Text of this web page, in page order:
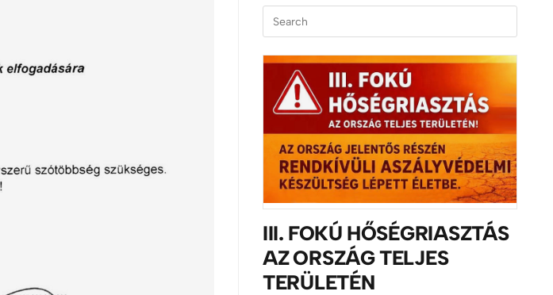
III. FOKÚ HŐSÉGRIASZTÁS
AZ ORSZÁG TELJES
TERÜLETÉN